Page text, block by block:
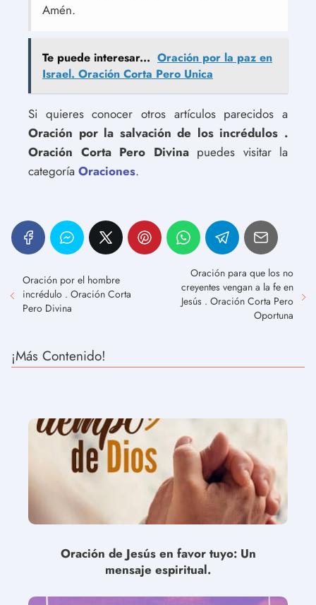
Amén.
Te puede interesar... Oración por la paz en
Israel. Oración Corta Pero Unica
Si quieres conocer otros artículos parecidos a
Oración por la salvación de los incrédulos .
Oración Corta Pero Divinapuedes visitar la
categoría Oraciones.
Oración por el hombre
incrédulo . Oración Corta
Pero Divina
Oración para que los no
creyentes vengan a la fe en
Jesús . Oración Corta Pero
Oportuna
¡Más Contenido!
Oración de Jesús en favor tuyo: Un
mensaje espiritual.